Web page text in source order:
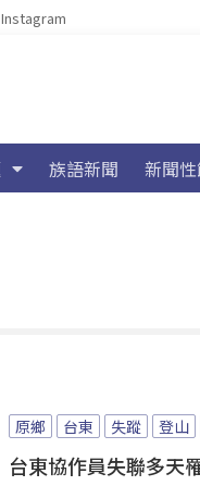
Instagram
族語新聞 新聞
原鄉 台東 失蹤 登山
台東協作員失聯多天